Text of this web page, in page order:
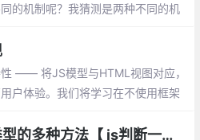
的机制呢？我猜测是两种不同的机
—— 将JS模型与HTML视图对应，
户体验。我们将学习在不使用框架
JavaScript判断数据类型的多种方法【 js判断一个变量的类型】